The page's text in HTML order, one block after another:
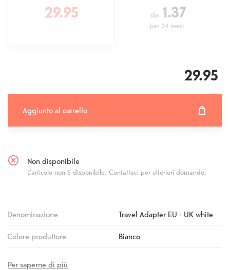
29.95 da 1.37
per24 mesi
29.95
Aggiunto al carrello
Non disponibile
L'articolo non è disponibile. Contattaci per ulteriori domande.
Denominazione Travel Adapter EU - UK white
Colore produttore Bianco
Per saperne di più